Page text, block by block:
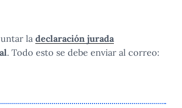
la declaración jurada
. Todo esto se debe enviar al correo: